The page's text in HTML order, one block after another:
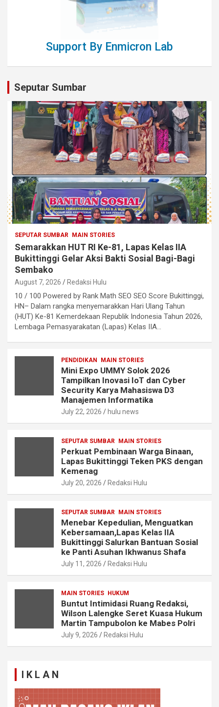
Support By Enmicron Lab
Seputar Sumbar
SEPUTAR SUMBAR MAIN STORIES
Semarakkan HUT RI Ke-81, Lapas Kelas IIA
Bukittinggi Gelar Aksi Bakti Sosial Bagi-Bagi
Sembako
August 7, 2026 Redaksi Hulu
10 / 100 Powered by Rank Math SEO SEO Score Bukittinggi,
HN– Dalam rangka menyemarakkan Hari Ulang Tahun
(HUT) Ke-81 Kemerdekaan Republik Indonesia Tahun 2026,
Lembaga Pemasyarakatan (Lapas) Kelas IIA…
PENDIDIKAN MAIN STORIES
Mini Expo UMMY Solok 2026
Tampilkan Inovasi IoT dan Cyber
Security Karya Mahasiswa D3
Manajemen Informatika
July 22, 2026 hulu news
SEPUTAR SUMBAR MAIN STORIES
Perkuat Pembinaan Warga Binaan,
Lapas Bukittinggi Teken PKS dengan
Kemenag
July 20, 2026 Redaksi Hulu
SEPUTAR SUMBAR MAIN STORIES
Menebar Kepedulian, Menguatkan
Kebersamaan,Lapas Kelas IIA
Bukittinggi Salurkan Bantuan Sosial
ke Panti Asuhan Ikhwanus Shafa
July 11, 2026 Redaksi Hulu
MAIN STORIES HUKUM
Buntut Intimidasi Ruang Redaksi,
Wilson Lalengke Seret Kuasa Hukum
Martin Tampubolon ke Mabes Polri
July 9, 2026 Redaksi Hulu
I K L A N